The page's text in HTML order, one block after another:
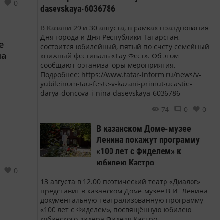
с
0
0
dasevskaya-6036786
В Казани 29 и 30 августа, в рамках празднования
Дня города и Дня Республики Татарстан,
состоится юбилейный, пятый по счету семейный
книжный фестиваль «Тау Фест». Об этом
сообщают организаторы мероприятия.
Подробнее: https://www.tatar-inform.ru/news/v-
yubileinom-tau-feste-v-kazani-primut-ucastie-
darya-doncova-i-nina-dasevskaya-6036786
74
0 0
В казанском Доме-музее
Ленина покажут программу
«100 лет с Фиделем» к
юбилею Кастро
13 августа в 12.00 поэтический театр «Диалог»
представит в казанском Доме-музее В.И. Ленина
документальную театрализованную программу
«100 лет с Фиделем», посвящённую юбилею